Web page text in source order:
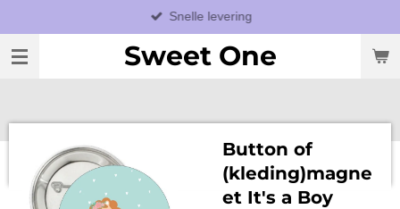
direct
naar
Sweet One
Snelle levering
Button of
(kleding)magne
et It's a Boy